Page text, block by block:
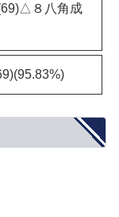
８八角成